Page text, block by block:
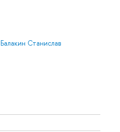
Балакин Станислав